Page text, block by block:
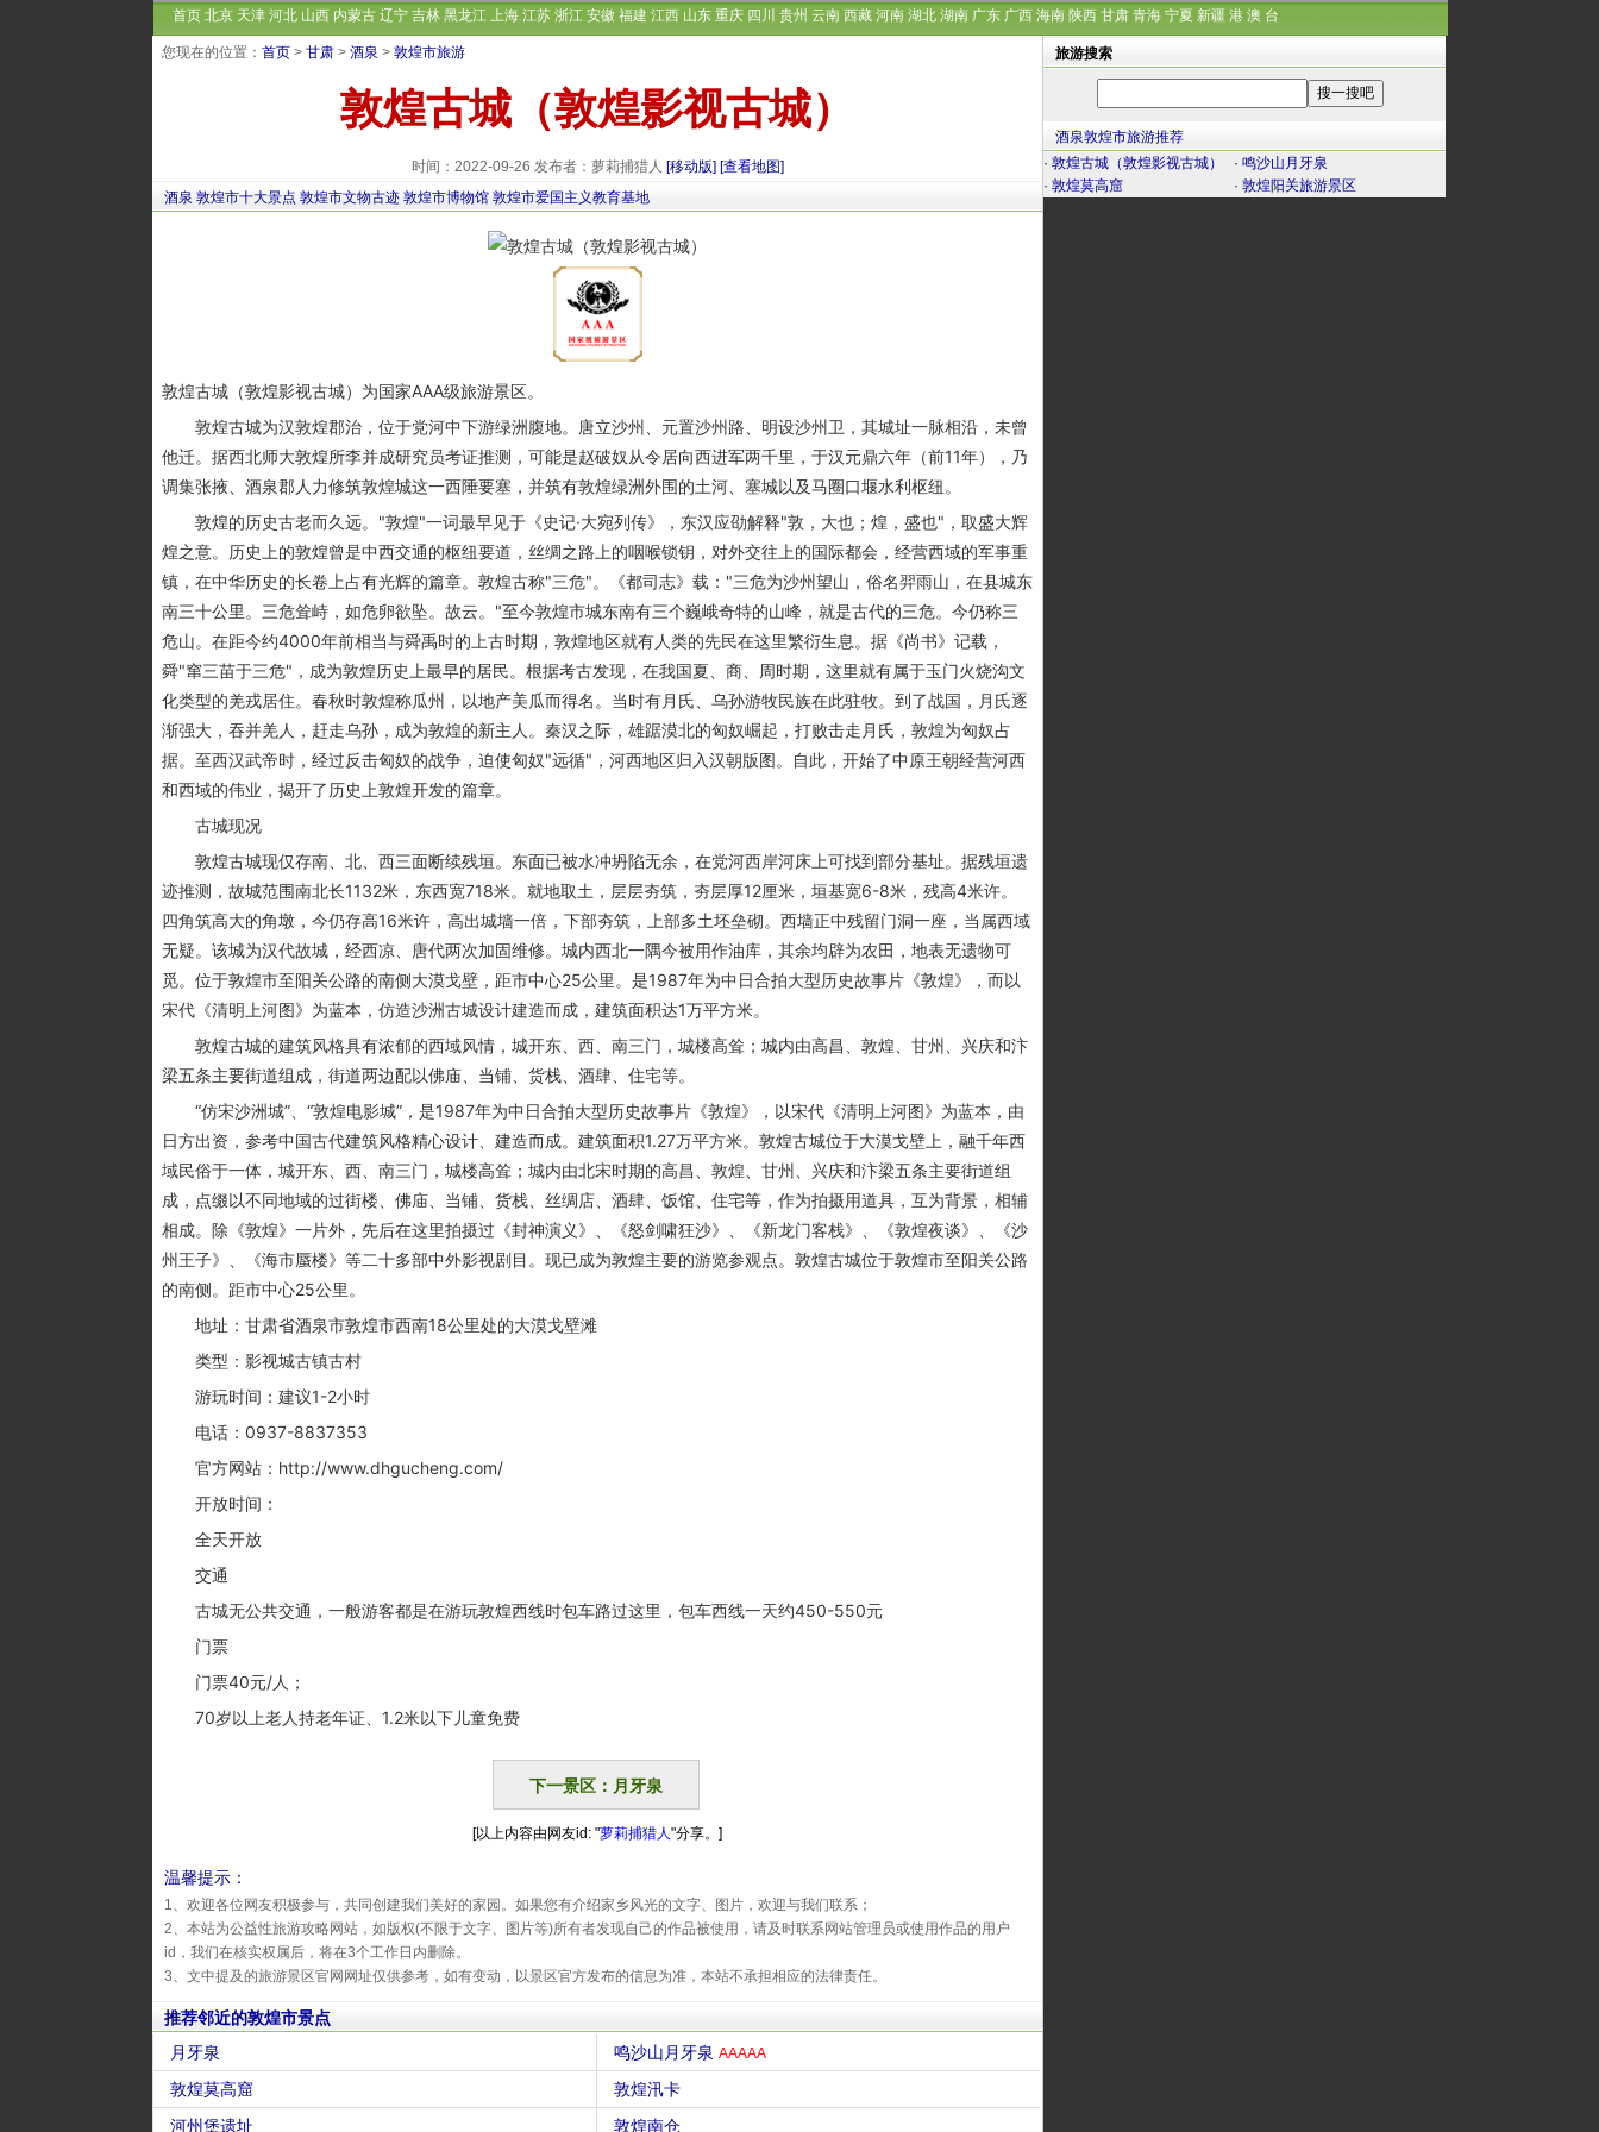
首页 北京 天津 河北 山西 内蒙古 辽宁 吉林 黑龙江 上海 江苏 浙江 安徽 福建 江西 山东 重庆 四川 贵州 云南 西藏 河南 湖北 湖南 广东 广西 海南 陕西 甘肃 青海 宁夏 新疆 港 澳 台
您现在的位置： 首页 > 甘肃 > 酒泉 > 敦煌市旅游
敦煌古城（敦煌影视古城）
时间：2022-09-26 发布者：萝莉捕猎人 [移动版] [查看地图]
酒泉 敦煌市十大景点 敦煌市文物古迹 敦煌市博物馆 敦煌市爱国主义教育基地
敦煌古城（敦煌影视古城）为国家AAA级旅游景区。
敦煌古城为汉敦煌郡治，位于党河中下游绿洲腹地。唐立沙州、元置沙州路、明设沙州卫，其城址一脉相沿，未曾
他迁。据西北师大敦煌所李并成研究员考证推测，可能是赵破奴从令居向西进军两千里，于汉元鼎六年（前11年），乃
调集张掖、酒泉郡人力修筑敦煌城这一西陲要塞，并筑有敦煌绿洲外围的土河、塞城以及马圈口堰水利枢纽。
敦煌的历史古老而久远。"敦煌"一词最早见于《史记·大宛列传》，东汉应劭解释"敦，大也；煌，盛也"，取盛大辉
煌之意。历史上的敦煌曾是中西交通的枢纽要道，丝绸之路上的咽喉锁钥，对外交往上的国际都会，经营西域的军事重
镇，在中华历史的长卷上占有光辉的篇章。敦煌古称"三危"。《都司志》载："三危为沙州望山，俗名羿雨山，在县城东
南三十公里。三危耸峙，如危卵欲坠。故云。"至今敦煌市城东南有三个巍峨奇特的山峰，就是古代的三危。今仍称三
危山。在距今约4000年前相当与舜禹时的上古时期，敦煌地区就有人类的先民在这里繁衍生息。据《尚书》记载，
舜"窜三苗于三危"，成为敦煌历史上最早的居民。根据考古发现，在我国夏、商、周时期，这里就有属于玉门火烧沟文
化类型的羌戎居住。春秋时敦煌称瓜州，以地产美瓜而得名。当时有月氏、乌孙游牧民族在此驻牧。到了战国，月氏逐
渐强大，吞并羌人，赶走乌孙，成为敦煌的新主人。秦汉之际，雄踞漠北的匈奴崛起，打败击走月氏，敦煌为匈奴占
据。至西汉武帝时，经过反击匈奴的战争，迫使匈奴"远循"，河西地区归入汉朝版图。自此，开始了中原王朝经营河西
和西域的伟业，揭开了历史上敦煌开发的篇章。
古城现况
敦煌古城现仅存南、北、西三面断续残垣。东面已被水冲坍陷无余，在党河西岸河床上可找到部分基址。据残垣遗
迹推测，故城范围南北长1132米，东西宽718米。就地取土，层层夯筑，夯层厚12厘米，垣基宽6-8米，残高4米许。
四角筑高大的角墩，今仍存高16米许，高出城墙一倍，下部夯筑，上部多土坯垒砌。西墙正中残留门洞一座，当属西域
无疑。该城为汉代故城，经西凉、唐代两次加固维修。城内西北一隅今被用作油库，其余均辟为农田，地表无遗物可
觅。位于敦煌市至阳关公路的南侧大漠戈壁，距市中心25公里。是1987年为中日合拍大型历史故事片《敦煌》，而以
宋代《清明上河图》为蓝本，仿造沙洲古城设计建造而成，建筑面积达1万平方米。
敦煌古城的建筑风格具有浓郁的西域风情，城开东、西、南三门，城楼高耸；城内由高昌、敦煌、甘州、兴庆和汴
梁五条主要街道组成，街道两边配以佛庙、当铺、货栈、酒肆、住宅等。
“仿宋沙洲城”、“敦煌电影城”，是1987年为中日合拍大型历史故事片《敦煌》，以宋代《清明上河图》为蓝本，由
日方出资，参考中国古代建筑风格精心设计、建造而成。建筑面积1.27万平方米。敦煌古城位于大漠戈壁上，融千年西
域民俗于一体，城开东、西、南三门，城楼高耸；城内由北宋时期的高昌、敦煌、甘州、兴庆和汴梁五条主要街道组
成，点缀以不同地域的过街楼、佛庙、当铺、货栈、丝绸店、酒肆、饭馆、住宅等，作为拍摄用道具，互为背景，相辅
相成。除《敦煌》一片外，先后在这里拍摄过《封神演义》、《怒剑啸狂沙》、《新龙门客栈》、《敦煌夜谈》、《沙
州王子》、《海市蜃楼》等二十多部中外影视剧目。现已成为敦煌主要的游览参观点。敦煌古城位于敦煌市至阳关公路
的南侧。距市中心25公里。
地址：甘肃省酒泉市敦煌市西南18公里处的大漠戈壁滩
类型：影视城古镇古村
游玩时间：建议1-2小时
电话：0937-8837353
官方网站：http://www.dhgucheng.com/
开放时间：
全天开放
交通
古城无公共交通，一般游客都是在游玩敦煌西线时包车路过这里，包车西线一天约450-550元
门票
门票40元/人；
70岁以上老人持老年证、1.2米以下儿童免费
下一景区：月牙泉
[以上内容由网友id: "萝莉捕猎人"分享。]
温馨提示：
1、欢迎各位网友积极参与，共同创建我们美好的家园。如果您有介绍家乡风光的文字、图片，欢迎与我们联系；
2、本站为公益性旅游攻略网站，如版权(不限于文字、图片等)所有者发现自己的作品被使用，请及时联系网站管理员或使用作品的用户
id，我们在核实权属后，将在3个工作日内删除。
3、文中提及的旅游景区官网网址仅供参考，如有变动，以景区官方发布的信息为准，本站不承担相应的法律责任。
推荐邻近的敦煌市景点
月牙泉
鸣沙山月牙泉 AAAAA
敦煌莫高窟
敦煌汛卡
河州堡遗址
敦煌南仓
旅游搜索
酒泉敦煌市旅游推荐
· 敦煌古城（敦煌影视古城） · 鸣沙山月牙泉
· 敦煌莫高窟 · 敦煌阳关旅游景区